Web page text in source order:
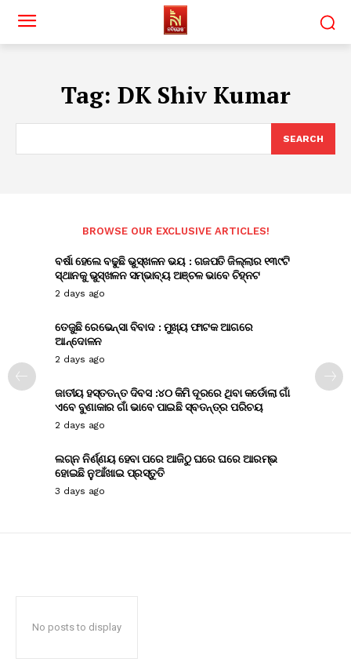
Tag: DK Shiv Kumar
SEARCH
BROWSE OUR EXCLUSIVE ARTICLES!
ବର୍ଷା ହେଲେ ବଢୁଛି ଭୁସ୍ଖଳନ ଭୟ : ଗଜପତି ଜିଲ୍ଲାର ୧୩୯ଟି
ସ୍ଥାନକୁ ଭୁସ୍ଖଳନ ସମ୍ଭାବ୍ୟ ଅଞ୍ଚଳ ଭାବେ ଚିହ୍ନଟ
2 days ago
ତେଜୁଛି ରେଭେନ୍ସା ବିବାଦ : ମୁଖ୍ୟ ଫାଟକ ଆଗରେ
ଆନ୍ଦୋଳନ
2 days ago
ଜାତୀୟ ହସ୍ତତନ୍ତ ଦିବସ :୪୦ କିମି ଦୂରରେ ଥିବା କର୍ଡୋଲା ଗାଁ
ଏବେ ବୁଣାକାର ଗାଁ ଭାବେ ପାଇଛି ସ୍ବତନ୍ତ୍ର ପରିଚୟ
2 days ago
ଲଗ୍ନ ନିର୍ଣ୍ଣୟ ହେବା ପରେ ଆଜିଠୁ ଘରେ ଘରେ ଆରମ୍ଭ
ହୋଇଛି ନୁଆଁଖାଇ ପ୍ରସ୍ତୁତି
3 days ago
No posts to display